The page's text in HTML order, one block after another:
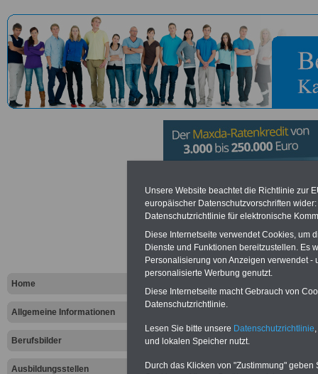
Home
Allgemeine Informationen
Berufsbilder
Ausbildungsstellen
für die
in Berlin
Vergleichen und sparen
Berufsunfähigkeitsabsicherung
-
Unsere Website beachtet die Richtlinie zur
europäischer Datenschutzvorschriften
Datenschutzrichtlinie für elektronische
Diese Internetseite verwendet Cookies, um
Dienste und Funktionen bereitzustellen. Es
Personalisierung von Anzeigen verwendet
personalisierte Werbung genutzt.
Diese Internetseite macht Gebrauch von
Datenschutzrichtlinie.
Lesen Sie bitte unsere Datenschutzrichtlinie
und lokalen Speicher nutzt.
Durch das Klicken von "Zustimmung"